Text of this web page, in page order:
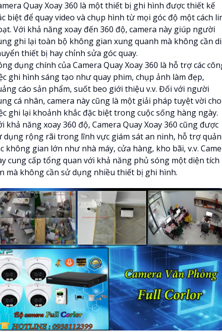
Quay Xoay 360 là một thiết bị ghi hình được thiết kế
biệt để quay video và chụp hình từ mọi góc độ một cách
Với khả năng xoay đến 360 độ, camera này giúp người
ghi lại toàn bộ không gian xung quanh mà không cần di
thiết bị hay chỉnh sửa góc quay.
dụng chính của Camera Quay Xoay 360 là hỗ trợ các
ghi hình sáng tạo như quay phim, chụp ảnh làm đẹp,
cáo sản phẩm, suốt beo giới thiệu v.v. Đối với người
cá nhân, camera này cũng là một giải pháp tuyệt vời cho
ghi lại khoảnh khắc đặc biệt trong cuộc sống hàng ngày.
khả năng xoay 360 độ, Camera Quay Xoay 360 cũng được
dụng rộng rãi trong lĩnh vực giám sát an ninh, hỗ trợ
không gian lớn như nhà máy, cửa hàng, kho bãi, v.v.
cung cấp tổng quan với khả năng phủ sóng một diện tích
mà không cần sử dụng nhiều thiết bị ghi hình.